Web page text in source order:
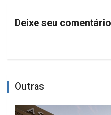
Deixe seu comentário
Outras